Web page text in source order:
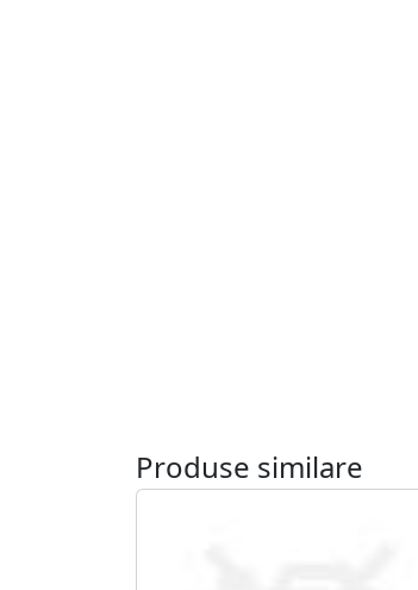
Produse similare